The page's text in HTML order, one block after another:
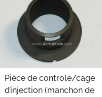
Pièce de controle/cage
d’injection (manchon de